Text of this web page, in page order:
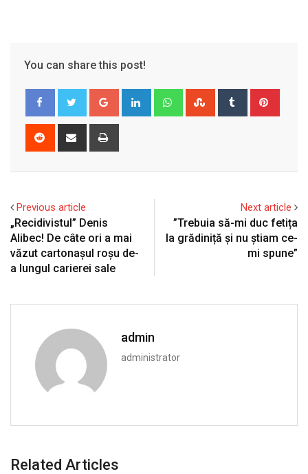
You can share this post!
Google+ LinkedIn WhatsappStumbleUpon
Tumblr
Reddit
Share
Previous article
„Recidivistul” Denis
Alibec! De câte ori a mai
văzut cartonașul roșu de-
a lungul carierei sale
Next article
”Trebuia să-mi duc fetița
la grădiniță și nu știam ce-
mi spune”
admin
administrator
Related Articles